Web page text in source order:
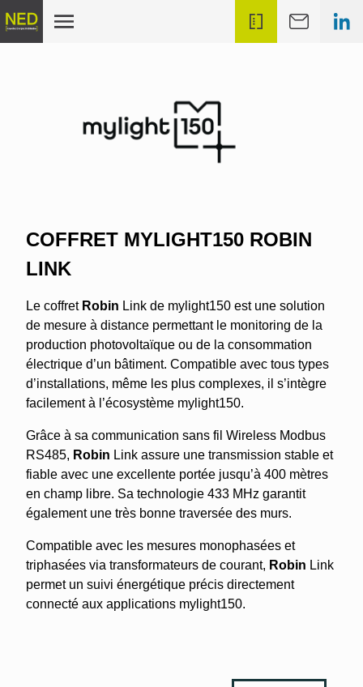
COFFRET MYLIGHT150 ROBIN
LINK
Le coffret Robin Link de mylight150 est une solution
de mesure à distance permettant le monitoring de la
production photovoltaïque ou de la consommation
électrique d’un bâtiment. Compatible avec tous types
d’installations, même les plus complexes, il s’intègre
facilement à l’écosystème mylight150.
Grâce à sa communication sans fil Wireless Modbus
RS485, Robin Link assure une transmission stable et
fiable avec une excellente portée jusqu’à 400 mètres
en champ libre. Sa technologie 433 MHz garantit
également une très bonne traversée des murs.
Compatible avec les mesures monophasées et
triphasées via transformateurs de courant, Robin Link
permet un suivi énergétique précis directement
connecté aux applications mylight150.